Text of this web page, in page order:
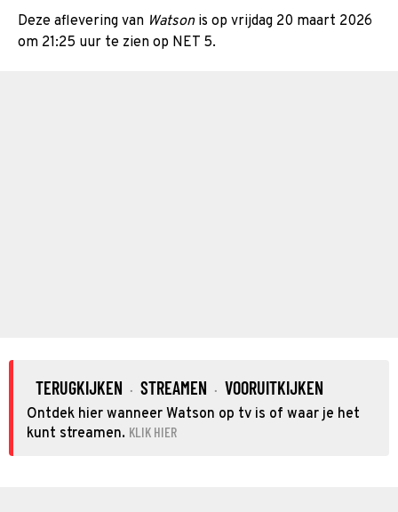
Deze aflevering van Watsonis op vrijdag 20 maart 2026
om 21:25 uur te zien op NET 5.
TERUGKIJKEN · STREAMEN · VOORUITKIJKEN
Ontdek hier wanneer Watson op tv is of waar je het
kunt streamen. KLIK HIER